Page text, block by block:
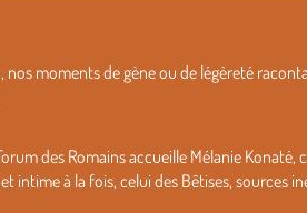
nos moments de gène ou de légèreté
des Romains accueille Mélanie
intime à la fois, celui des Bêtises, sources